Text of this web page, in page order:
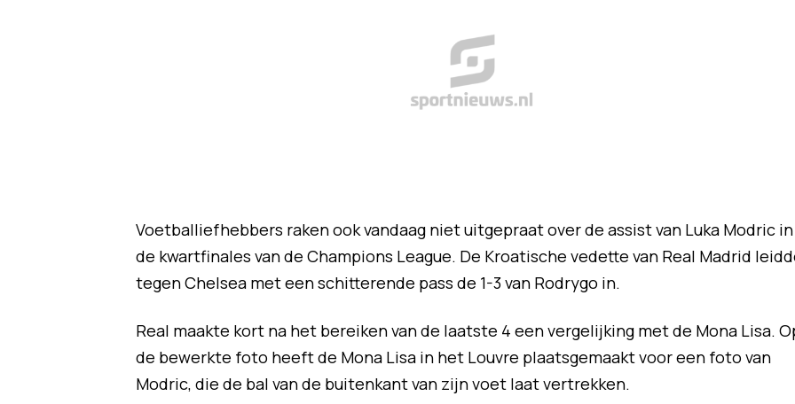
Voetballiefhebbers raken ook vandaag niet uitgepraat over de assist van Luka Modric in
de kwartfinales van de Champions League. De Kroatische vedette van Real Madrid
tegen Chelsea met een schitterende pass de 1-3 van Rodrygo in.
Real maakte kort na het bereiken van de laatste 4 een vergelijking met de Mona Lisa.
de bewerkte foto heeft de Mona Lisa in het Louvre plaatsgemaakt voor een foto van
Modric, die de bal van de buitenkant van zijn voet laat vertrekken.